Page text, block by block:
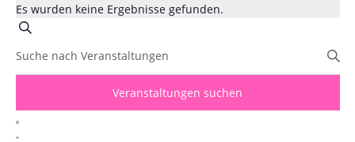
Es wurden keine Ergebnisse gefunden.
Veranstaltungen
Suche
und
Ansichten,
Navigation
Suche
Schlüsselwort
nach
Veranstaltungen
Veranstaltungen suchen
Veranstaltung
Ansichten-
Liste